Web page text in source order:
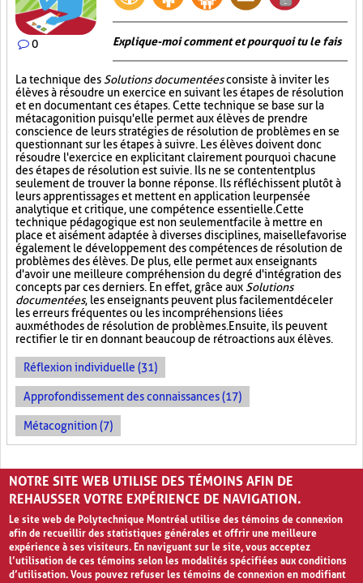
0 Explique-moi comment et pourquoi tu le fais
La technique des Solutions documentéesconsiste à inviter les
élèves à résoudre un exercice en suivant les étapes de résolution
et en documentant ces étapes. Cette technique se base sur la
métacagonition puisqu'elle permet aux élèves de prendre
conscience de leurs stratégies de résolution de problèmes en se
questionnant sur les étapes à suivre. Les élèves doivent donc
résoudre l'exercice en explicitant clairement pourquoi chacune
des étapes de résolution est suivie. Ils ne se contentent plus
seulement de trouver la bonne réponse. Ils réfléchissent plutôt à
leurs apprentissages et mettent en application leur pensée
analytique et critique, une compétence essentielle. Cette
technique pédagogique est non seulement facile à mettre en
place et aisément adaptée à diverses disciplines, mais elle favorise
également le développement des compétences de résolution de
problèmes des élèves. De plus, elle permet aux enseignants
d'avoir une meilleure compréhension du degré d'intégration des
concepts par ces derniers. En effet, grâce aux Solutions
documentées, les enseignants peuvent plus facilement déceler
les erreurs fréquentes ou les incompréhensions liées
aux méthodes de résolution de problèmes. Ensuite, ils peuvent
rectifier le tir en donnant beaucoup de rétroactions aux élèves.
Réflexion individuelle (31)
Approfondissement des connaissances (17)
Métacognition (7)
PAGES
1 2 3 › »
NOTRE SITE WEB UTILISE DES TÉMOINS AFIN DE
REHAUSSER VOTRE EXPÉRIENCE DE NAVIGATION.
Le site web de Polytechnique Montréal utilise des témoins de connexion
afin de recueillir des statistiques générales et offrir une meilleure
expérience à ses visiteurs. En naviguant sur le site, vous acceptez
l’utilisation de ces témoins selon les modalités spécifiées aux conditions
d’utilisation. Vous pouvez refuser les témoins de connexion en modifiant